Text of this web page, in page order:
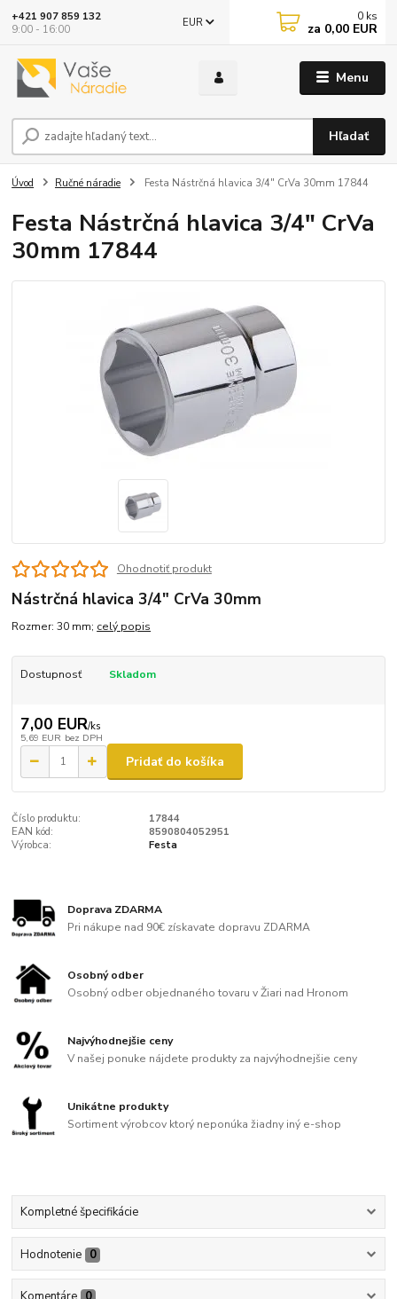
Menu
EUR
Hľadať
+421 907 859 132
9:00 - 16:00
0 ks
za 0,00 EUR
Úvod Ručné náradie Festa Nástrčná hlavica 3/4" CrVa 30mm 17844
Festa Nástrčná hlavica 3/4" CrVa
30mm 17844
Ohodnotiť produkt
Nástrčná hlavica 3/4" CrVa 30mm
Rozmer: 30 mm; celý popis
Dostupnosť Skladom
7,00 EUR/ks
5,69 EUR bez DPH
Pridať do košíka
Číslo produktu:
17844
EAN kód:
8590804052951
Výrobca:
Festa
Doprava ZDARMA
Pri nákupe nad 90€ získavate dopravu ZDARMA
Osobný odber
Osobný odber objednaného tovaru v Žiari nad Hronom
Najvýhodnejšie ceny
V našej ponuke nájdete produkty za najvýhodnejšie ceny
Unikátne produkty
Sortiment výrobcov ktorý neponúka žiadny iný e-shop
Kompletné špecifikácie
Hodnotenie 0